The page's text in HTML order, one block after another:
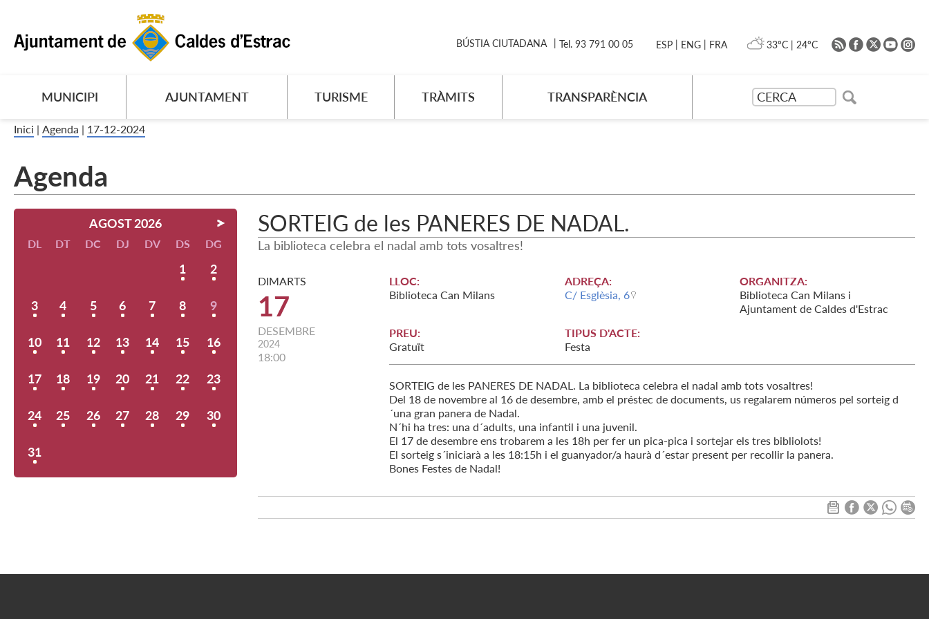
MUNICIPI AJUNTAMENT TURISME TRÀMITS TRANSPARÈNCIA
BÚSTIA CIUTADANA Tel. 93 791 00 05 ESP | ENG | FRA 33ºC | 24ºC
Inici | Agenda | 17-12-2024
Agenda
AGOST 2026
DL DT DC DJ DV DS DG
1 2
3 4 5 6 7 8 9
10 11 12 13 14 15 16
17 18 19 20 21 22 23
24 25 26 27 28 29 30
31
SORTEIG de les PANERES DE NADAL.
La biblioteca celebra el nadal amb tots vosaltres!
DIMARTS
17
DESEMBRE
2024
18:00
LLOC:
Biblioteca Can Milans
ADREÇA:
C/ Esglèsia, 6
ORGANITZA:
Biblioteca Can Milans i
Ajuntament de Caldes d'Estrac
PREU:
Gratuït
TIPUS D'ACTE:
Festa
SORTEIG de les PANERES DE NADAL. La biblioteca celebra el nadal amb tots vosaltres!
Del 18 de novembre al 16 de desembre, amb el préstec de documents, us regalarem números pel sorteig d
´una gran panera de Nadal.
N´hi ha tres: una d´adults, una infantil i una juvenil.
El 17 de desembre ens trobarem a les 18h per fer un pica-pica i sortejar els tres bibliolots!
El sorteig s´iniciarà a les 18:15h i el guanyador/a haurà d´estar present per recollir la panera.
Bones Festes de Nadal!